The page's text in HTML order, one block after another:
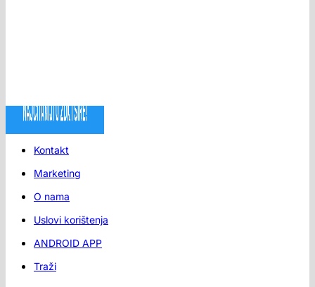
Kontakt
Marketing
O nama
Uslovi korištenja
ANDROID APP
Traži